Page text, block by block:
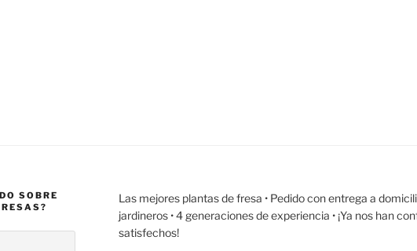
SOBRE
Las mejores plantas de fresa • Pedido con entrega a
jardineros • 4 generaciones de experiencia • ¡Ya nos han
satisfechos!